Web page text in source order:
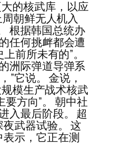
的核武库，以应
朝鲜无人机入
根据韩国总统办
任何挑衅都会遭
前所未有的”。
洲际弹道导弹系
它说。 金说，
模生产战术核武
方向”。 朝中社
入最后阶段。 超
武器试验。 这
示，它正在测